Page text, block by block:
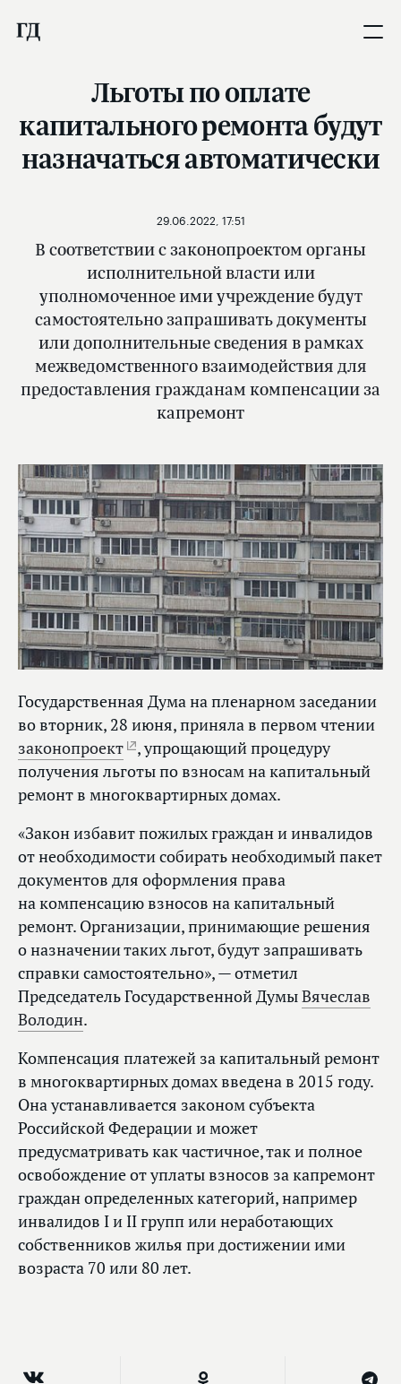
Льготы по оплате
капитального ремонта будут
назначаться автоматически
В соответствии с законопроектом органы
исполнительной власти или
уполномоченное ими учреждение будут
самостоятельно запрашивать документы
или дополнительные сведения в рамках
межведомственного взаимодействия для
предоставления гражданам компенсации за
капремонт
29.06.2022, 17:51
Государственная Дума на пленарном заседании
во вторник, 28 июня, приняла в первом чтении
законопроект
, упрощающий процедуру
получения льготы по взносам на капитальный
ремонт в многоквартирных домах.
«Закон избавит пожилых граждан и инвалидов
от необходимости собирать необходимый пакет
документов для оформления права
на компенсацию взносов на капитальный
ремонт. Организации, принимающие решения
о назначении таких льгот, будут запрашивать
справки самостоятельно», — отметил
Председатель Государственной ДумыВячеслав
Володин.
Компенсация платежей за капитальный ремонт
в многоквартирных домах введена в 2015 году.
Она устанавливается законом субъекта
Российской Федерации и может
предусматривать как частичное, так и полное
освобождение от уплаты взносов за капремонт
граждан определенных категорий, например
инвалидов I и II групп или неработающих
собственников жилья при достижении ими
возраста 70 или 80 лет.